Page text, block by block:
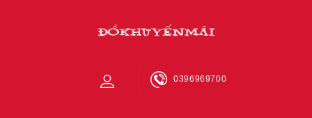
0396969700